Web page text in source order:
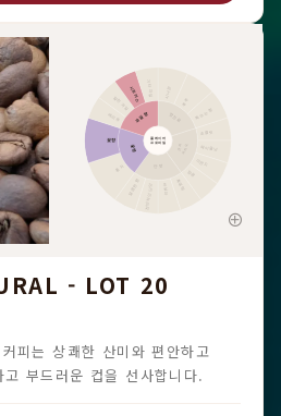
후추
톡 쏘는 향
초콜릿
흑설탕
바닐라
전반적인 단맛
달콤한 향
홍차
꽃향
말린 과일
시트러스
향신료
꽃향
과일향
플레이버
프로파일
- LOT 20
피는 상쾌한 산미와 편안하고
부드러운 컵을 선사합니다.